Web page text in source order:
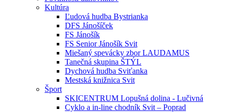
Kultúra
Ľudová hudba Bystrianka
DFS Jánošíček
FS Jánošík
FS Senior Jánošík Svit
Miešaný spevácky zbor LAUDAMUS
Tanečná skupina ŠTÝL
Dychová hudba Sviťanka
Mestská knižnica Svit
Šport
SKICENTRUM Lopušná dolina - Lučivná
Cyklo a in-line chodník Svit – Poprad